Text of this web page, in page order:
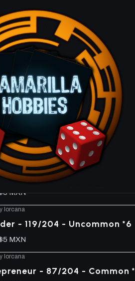
114/204 - Common *6
$3 MXN
lorcana
Racer - 116/204 -
$3 MXN
lorcana
- 112/204 - Common *6
MXN
lorcana
- 119/204 - Uncommon *6
MXN
lorcana
- 87/204 - Common